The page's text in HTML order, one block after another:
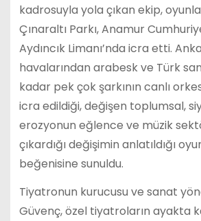
kadrosuyla yola çıkan ekip,
Çınaraltı Parkı, Anamur
Aydıncık Limanı’nda icra etti.
havalarından arabesk ve Türk
kadar pek çok şarkının canlı
icra edildiği, değişen toplumsal,
erozyonun eğlence ve müzik
çıkardığı değişimin anlatıldığı
beğenisine sunuldu.
Tiyatronun kurucusu ve sanat
Güvenç, özel tiyatroların ayakta